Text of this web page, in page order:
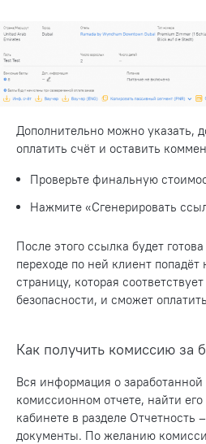
Дополнительно можно указать,
оплатить счёт и оставить
Проверьте финальную
Нажмите «Сгенерировать
После этого ссылка будет
переходе по ней клиент
страницу, которая
безопасности, и сможет
Как получить комиссию за
Вся информация о
комиссионном отчете, найти
кабинете в разделе
документы. По желанию